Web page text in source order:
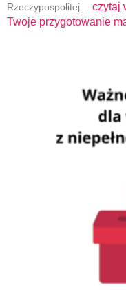
Rzeczypospolitej… czytaj
Twoje przygotowanie